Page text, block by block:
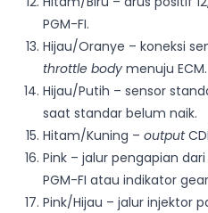
PGM-FI.
Hijau/Oranye – koneksi
throttle body menuju ECM.
Hijau/Putih – sensor
saat standar belum naik.
Hitam/Kuning – output
Pink – jalur pengapian dari
PGM-FI atau indikator
Pink/Hijau – jalur injektor